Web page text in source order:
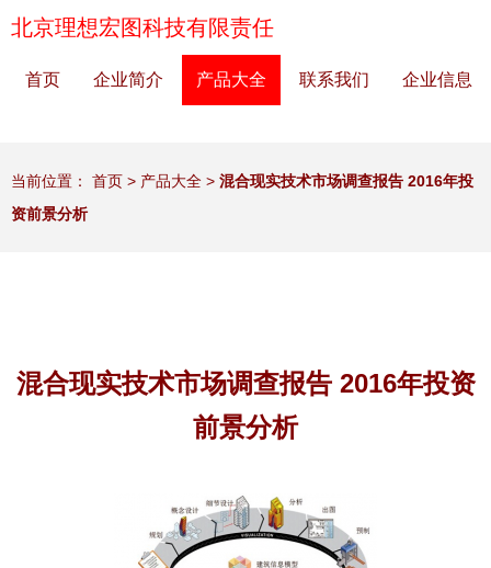
北京理想宏图科技有限责任
首页 企业简介 产品大全 联系我们 企业信息
当前位置： 首页 > 产品大全 > 混合现实技术市场调查报告 2016年投
资前景分析
混合现实技术市场调查报告 2016年投资
前景分析